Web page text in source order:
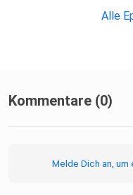
Alle
Kommentare (0)
Melde Dich an, um